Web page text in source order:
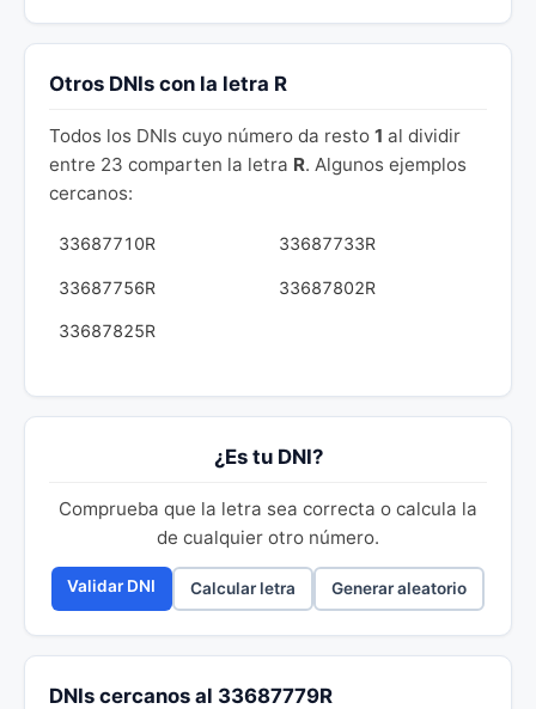
Otros DNIs con la letra R
Todos los DNIs cuyo número da resto 1 al dividir
entre 23 comparten la letra R. Algunos ejemplos
cercanos:
33687710R 33687733R
33687756R 33687802R
33687825R
¿Es tu DNI?
Comprueba que la letra sea correcta o calcula la
de cualquier otro número.
Validar DNI Calcular letra Generar aleatorio
DNIs cercanos al 33687779R